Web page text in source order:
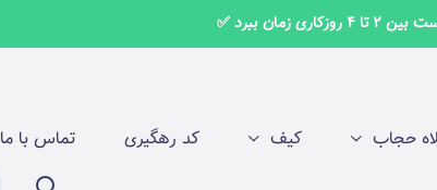
ببرد ✅
حجاب کیف کد رهگیری
تماس با ما